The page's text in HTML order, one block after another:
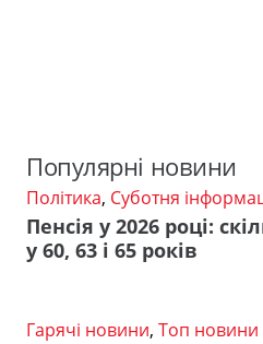
Популярні новини
Політика, Суботня
Пенсія у 2026 році:
у 60, 63 і 65 років
Гарячі новини, Топ новини